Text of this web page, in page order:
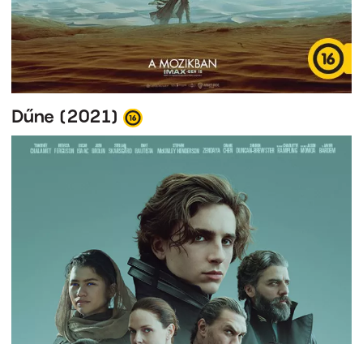
Dűne (2021)